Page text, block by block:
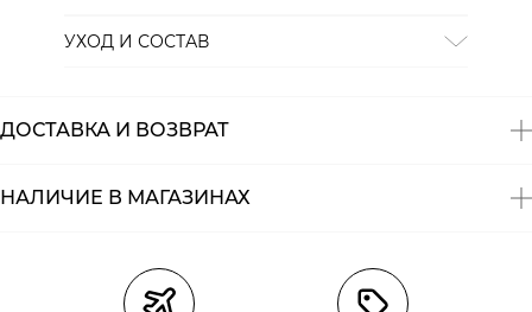
УХОД И СОСТАВ
ДОСТАВКА И ВОЗВРАТ
НАЛИЧИЕ В МАГАЗИНАХ